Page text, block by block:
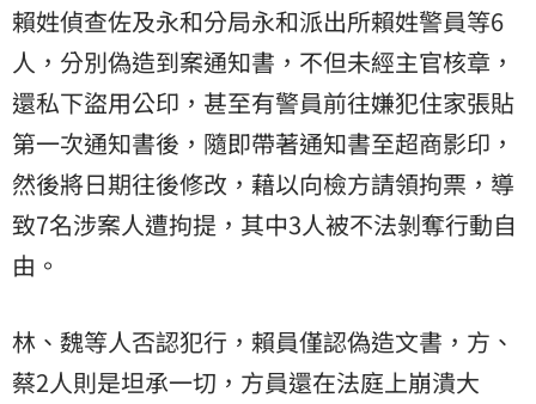
賴姓偵查佐及永和分局永和派出所賴姓警員等6
人，分別偽造到案通知書，不但未經主官核章，
還私下盜用公印，甚至有警員前往嫌犯住家張貼
第一次通知書後，隨即帶著通知書至超商影印，
然後將日期往後修改，藉以向檢方請領拘票，導
致7名涉案人遭拘提，其中3人被不法剝奪行動自
由。
林、魏等人否認犯行，賴員僅認偽造文書，方、
蔡2人則是坦承一切，方員還在法庭上崩潰大